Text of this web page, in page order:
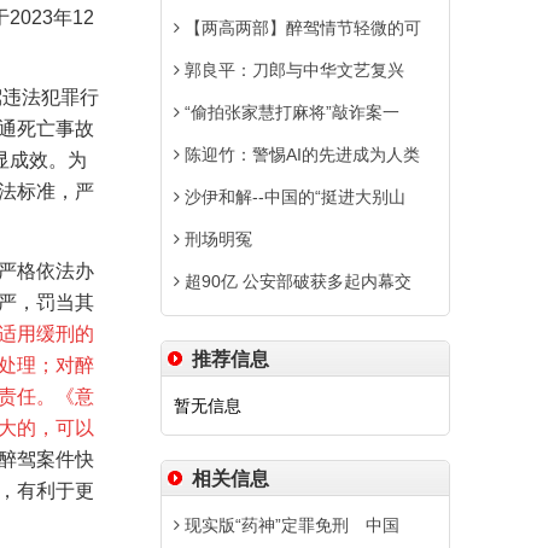
2023年12
法犯罪行
死亡事故
成效。为
标准，严
格依法办
，罚当其
用缓刑的
理；对醉
任。《意
的，可以
驾案件快
有利于更
【两高两部】醉驾情节轻微的可
郭良平：刀郎与中华文艺复兴
“偷拍张家慧打麻将”敲诈案一
陈迎竹：警惕AI的先进成为人类
沙伊和解--中国的“挺进大别山
刑场明冤
超90亿 公安部破获多起内幕交
推荐信息
暂无信息
相关信息
现实版“药神”定罪免刑 中国